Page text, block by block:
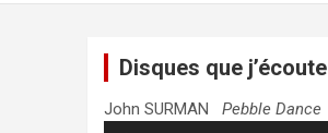
Disques que j’écoute
John SURMANPebble Dance